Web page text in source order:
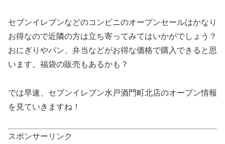
セブンイレブンなどのコンビニのオープンセールはかなり
お得なので近隣の方は立ち寄ってみてはいかがでしょう？
おにぎりやパン、弁当などがお得な価格で購入できると思
います。福袋の販売もあるかも？
では早速、セブンイレブン水戸酒門町北店のオープン情報
を見ていきますね！
スポンサーリンク